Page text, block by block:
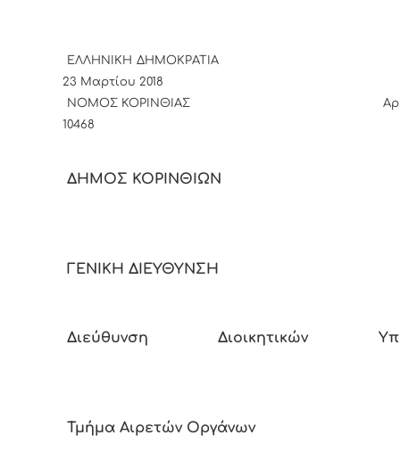
ΕΛΛΗΝΙΚΗ ΔΗΜΟΚΡΑΤΙΑ
23 Μαρτίου 2018
ΝΟΜΟΣ ΚΟΡΙΝΘΙΑΣ Αριθμ.
10468
ΔΗΜΟΣ
ΓΕΝΙΚΗ ΔΙΕΥΘΥΝΣΗ
Διεύθυνση Διοικητικών
Τμήμα Αιρετών Οργάνων